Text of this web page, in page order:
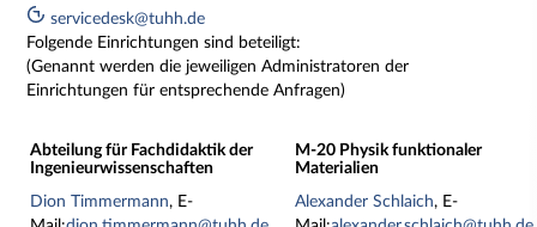
servicedesk@tuhh.de
Folgende Einrichtungen sind beteiligt:
(Genannt werden die jeweiligen Administratoren der
Einrichtungen für entsprechende Anfragen)
Abteilung für Fachdidaktik der
Ingenieurwissenschaften
Dion Timmermann, E-
M-20 Physik funktionaler
Materialien
Alexander Schlaich, E-